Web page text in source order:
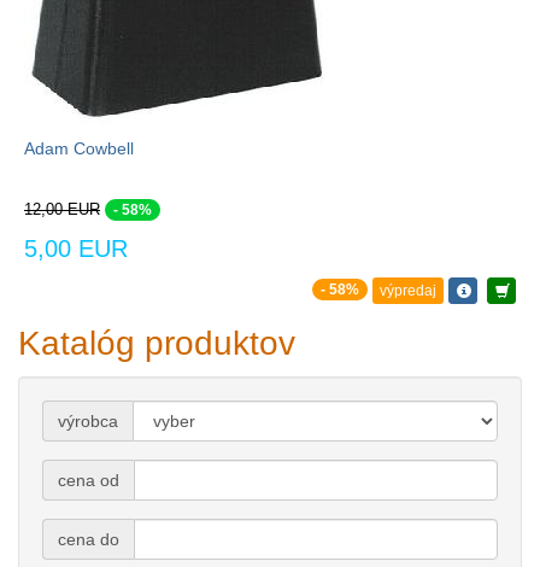
Adam Cowbell
12,00 EUR - 58%
5,00 EUR
- 58% výpredaj
Katalóg produktov
výrobca
cena od
cena do